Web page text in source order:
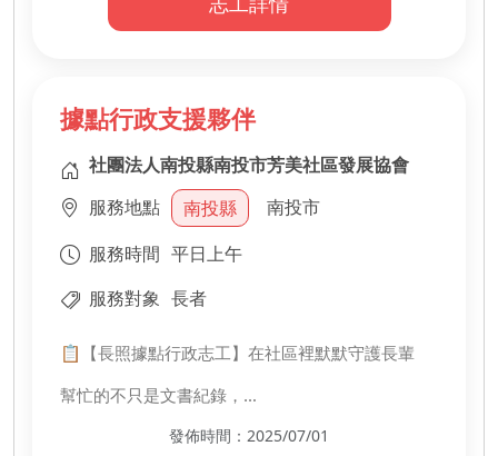
引導他們慢慢閱讀課外書。
據點行政支援夥伴
社團法人南投縣南投市芳美社區發展協會
服務地點
南投縣
南投市
服務時間 平日上午
服務對象 長者
📋【長照據點行政志工】在社區裡默默守護長輩
幫忙的不只是文書紀錄，
活動點名和資料建檔。發佈時間：2025/07/01